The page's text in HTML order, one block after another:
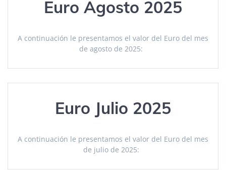
Euro Agosto 2025
A continuación le presentamos el valor del Euro del mes
de agosto de 2025:
Euro Julio 2025
A continuación le presentamos el valor del Euro del mes
de julio de 2025: